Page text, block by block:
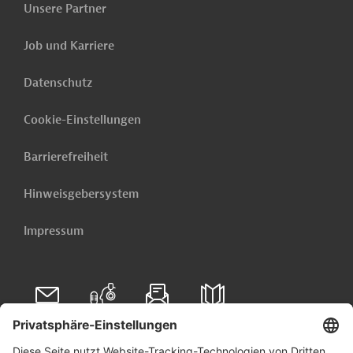
Unsere Partner
Job und Karriere
Datenschutz
Cookie-Einstellungen
Barrierefreiheit
Hinweisgebersystem
Impressum